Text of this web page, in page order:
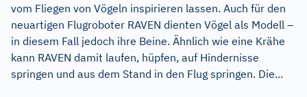
vom Fliegen von Vögeln inspirieren lassen. Auch für den
neuartigen Flugroboter RAVEN dienten Vögel als Modell –
in diesem Fall jedoch ihre Beine. Ähnlich wie eine Krähe
kann RAVEN damit laufen, hüpfen, auf Hindernisse
springen und aus dem Stand in den Flug springen. Die...